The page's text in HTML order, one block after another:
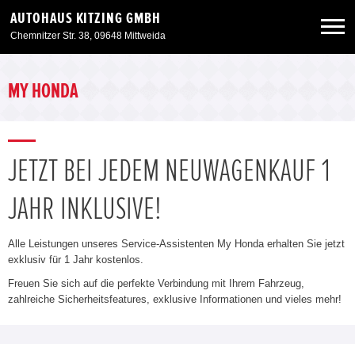
AUTOHAUS KITZING GMBH
Chemnitzer Str. 38, 09648 Mittweida
Angebote
Service & Zubehör
MY HONDA
JETZT BEI JEDEM NEUWAGENKAUF 1
JAHR INKLUSIVE!
Alle Leistungen unseres Service-Assistenten My Honda erhalten Sie jetzt
exklusiv für 1 Jahr kostenlos.
Freuen Sie sich auf die perfekte Verbindung mit Ihrem Fahrzeug,
zahlreiche Sicherheitsfeatures, exklusive Informationen und vieles mehr!